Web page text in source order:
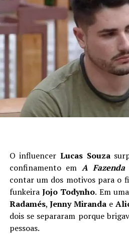
O influencer Lucas Souza
confinamento emA Fazenda
contar um dos motivos para o
funkeiraJojo Todynho. Em
Radamés,Jenny Miranda e
dois se separaram porque
pessoas.